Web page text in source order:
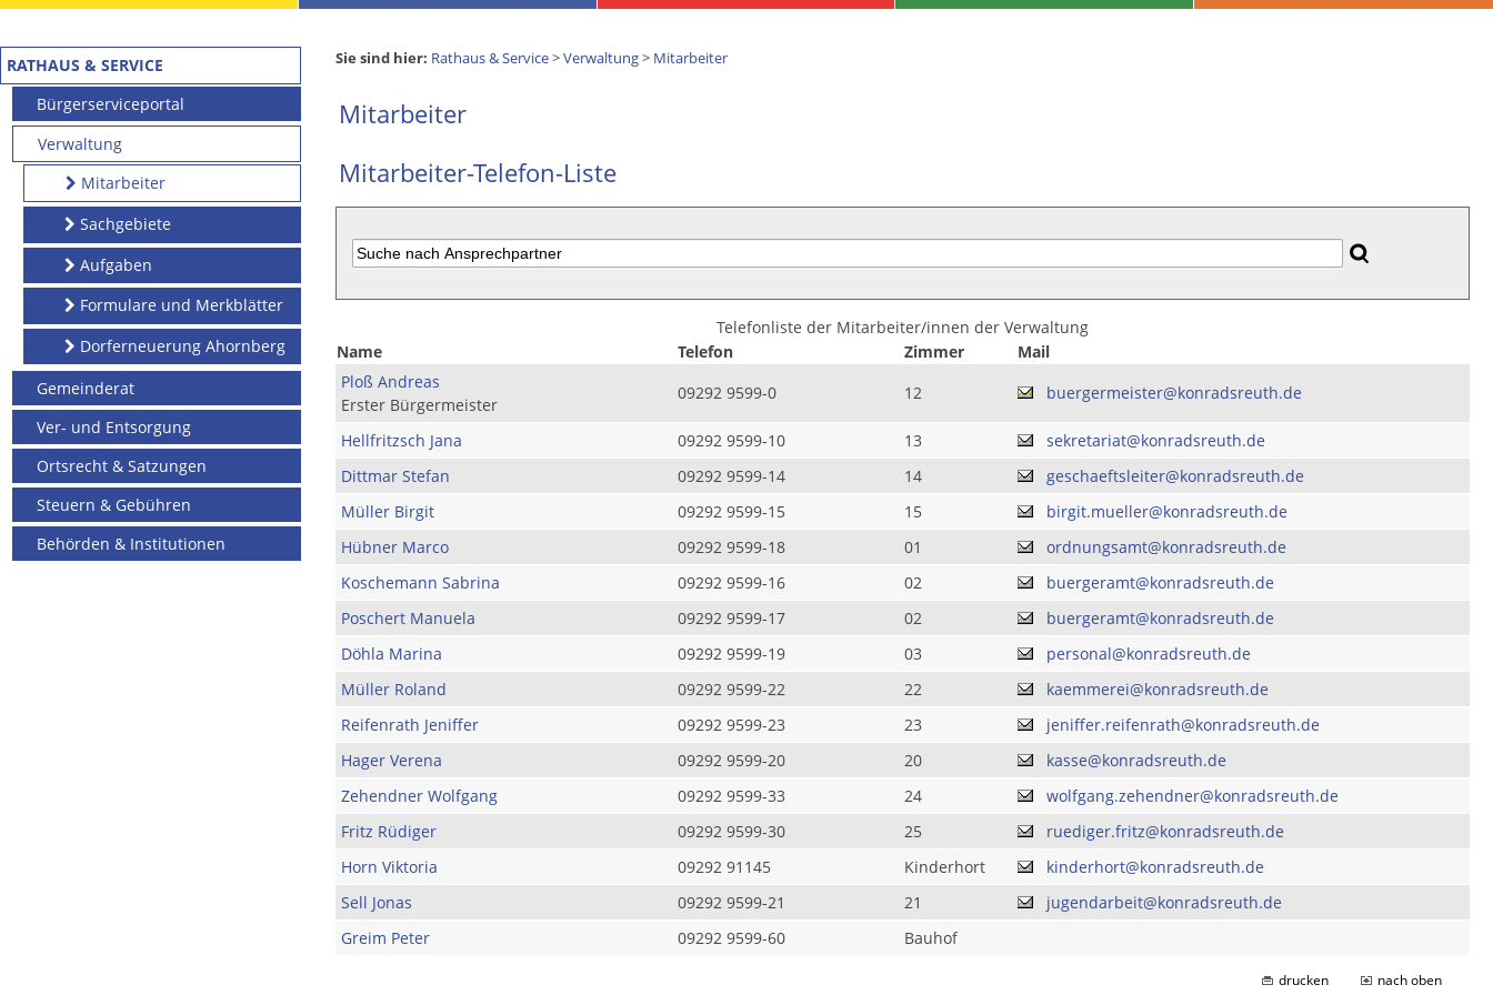
RATHAUS & SERVICE
Bürgerserviceportal
Verwaltung
Mitarbeiter
Sachgebiete
Aufgaben
Formulare und Merkblätter
Dorferneuerung Ahornberg
Gemeinderat
Ver- und Entsorgung
Ortsrecht & Satzungen
Steuern & Gebühren
Behörden & Institutionen
Sie sind hier: Rathaus & Service>Verwaltung> Mitarbeiter
Mitarbeiter
Mitarbeiter-Telefon-Liste
Telefonliste der Mitarbeiter/innen der Verwaltung
Name
Telefon Zimmer
Mail
Ploß Andreas
Erster Bürgermeister
09292 9599-0 12 buergermeister@konradsreuth.de
Hellfritzsch Jana 09292 9599-10 13
sekretariat@konradsreuth.de
Dittmar Stefan
09292 9599-14 14
geschaeftsleiter@konradsreuth.de
Müller Birgit
09292 9599-15 15
birgit.mueller@konradsreuth.de
Hübner Marco
09292 9599-18 01
ordnungsamt@konradsreuth.de
Koschemann Sabrina
09292 9599-16 02
buergeramt@konradsreuth.de
Poschert Manuela
09292 9599-17 02
buergeramt@konradsreuth.de
Döhla Marina
09292 9599-19 03
personal@konradsreuth.de
Müller Roland
09292 9599-22 22
kaemmerei@konradsreuth.de
Reifenrath Jeniffer
09292 9599-23 23
jeniffer.reifenrath@konradsreuth.de
Hager Verena
09292 9599-20 20
kasse@konradsreuth.de
Zehendner Wolfgang
09292 9599-33 24
wolfgang.zehendner@konradsreuth.de
Fritz Rüdiger
09292 9599-30 25
ruediger.fritz@konradsreuth.de
Horn Viktoria
09292 91145 Kinderhort
kinderhort@konradsreuth.de
Sell Jonas
09292 9599-21 21
jugendarbeit@konradsreuth.de
Greim Peter
09292 9599-60 Bauhof
drucken nach oben